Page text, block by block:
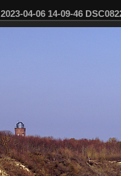
2023-04-06 14-09-46